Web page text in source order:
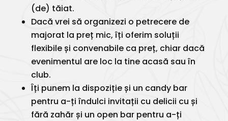
(de) tăiat.
Dacă vrei să organizezi o petrecere de
majorat la preț mic, îți oferim soluții
flexibile și convenabile ca preț, chiar dacă
evenimentul are loc la tine acasă sau în
club.
Îți punem la dispoziție și un candy bar
pentru a-ți îndulci invitații cu delicii cu și
fără zahăr și un open bar pentru a-ți